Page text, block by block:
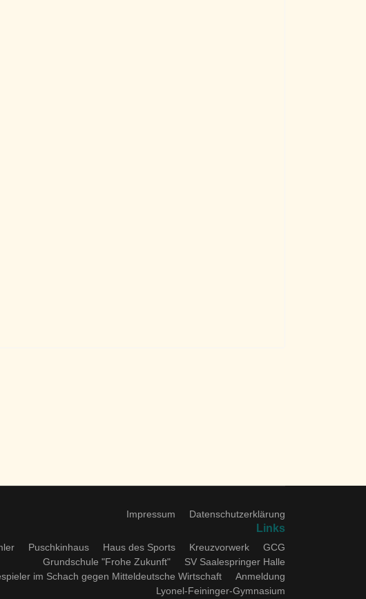
Impressum Datenschutzerklärung
Links
Puschkinhaus Haus des Sports Kreuzvorwerk
GCG
Grundschule "Frohe Zukunft"
SV Saalespringer Halle
im Schach gegen Mitteldeutsche Wirtschaft
Anmeldung
Lyonel-Feininger-Gymnasium